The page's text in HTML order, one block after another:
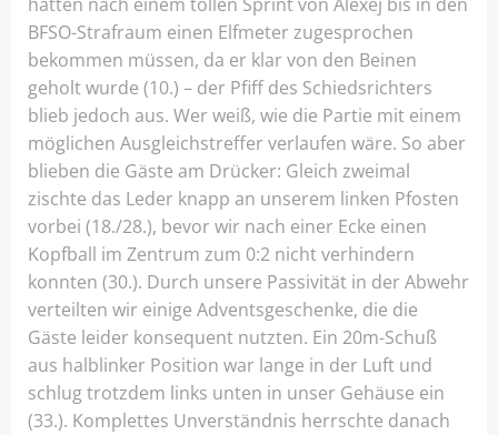
BFSO-Strafraum einen Elfmeter zugesprochen
bekommen müssen, da er klar von den Beinen
geholt wurde (10.) – der Pfiff des Schiedsrichters
blieb jedoch aus. Wer weiß, wie die Partie mit einem
möglichen Ausgleichstreffer verlaufen wäre. So aber
blieben die Gäste am Drücker: Gleich zweimal
zischte das Leder knapp an unserem linken Pfosten
vorbei (18./28.), bevor wir nach einer Ecke einen
Kopfball im Zentrum zum 0:2 nicht verhindern
konnten (30.). Durch unsere Passivität in der Abwehr
verteilten wir einige Adventsgeschenke, die die
Gäste leider konsequent nutzten. Ein 20m-Schuß
aus halblinker Position war lange in der Luft und
schlug trotzdem links unten in unser Gehäuse ein
(33.). Komplettes Unverständnis herrschte danach